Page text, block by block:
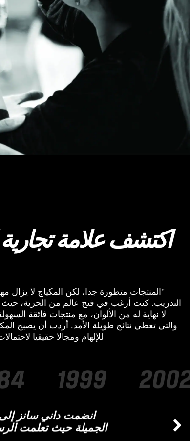
"المنتجات متطورة جدا، لكن المكياج لا يزال
التدريب. كنت أرغب في فتح عالم من الحرية، حيث
لا نهاية له من الألوان، مع منتجات فائقة
والتي تعطي نتائج طويلة الأمد. أردت أن يصبح
للإلهام ومجالا حقيقيا
1999
انضمت داني سانز
الجميلة حيث تعلمت